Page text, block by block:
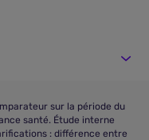
sur la période du
santé. Étude interne
: différence entre